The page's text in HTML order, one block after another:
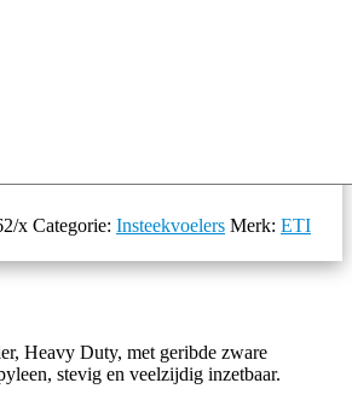
x Categorie: Insteekvoelers Merk: ETI
Heavy Duty, met geribde zware
stevig en veelzijdig inzetbaar.